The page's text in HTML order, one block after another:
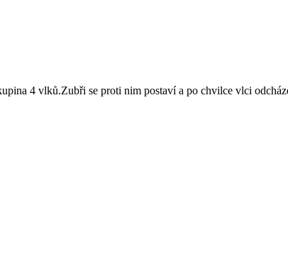
4 vlků.Zubři se proti nim postaví a po chvilce vlci